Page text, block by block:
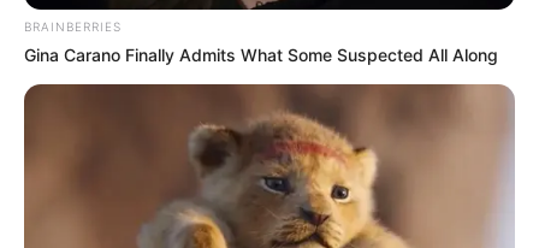
BRAINBERRIES
Gina Carano Finally Admits What Some Suspected All Along